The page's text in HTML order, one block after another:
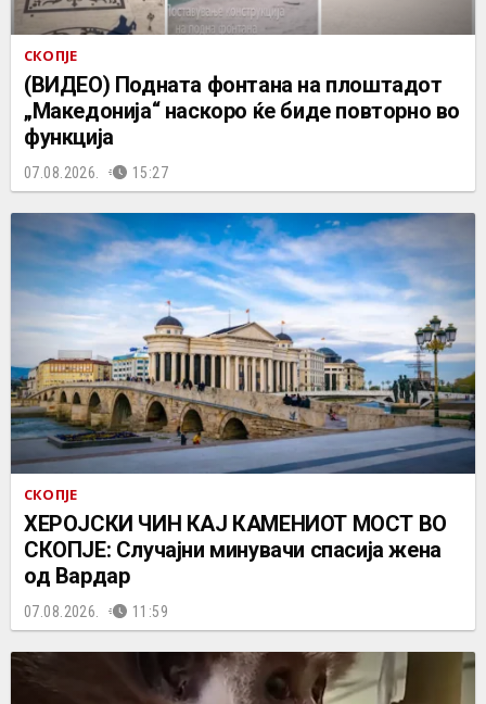
СКОПЈЕ
(ВИДЕО) Подната фонтана на плоштадот
„Македонија“ наскоро ќе биде повторно во
функција
07.08.2026. 15:27
СКОПЈЕ
ХЕРОЈСКИ ЧИН КАЈ КАМЕНИОТ МОСТ ВО
СКОПЈЕ: Случајни минувачи спасија жена
од Вардар
07.08.2026. 11:59